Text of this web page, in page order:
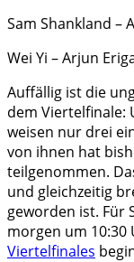
Sam Shankland –
Wei Yi – Arjun
Auffällig ist die
dem Viertelfinale:
weisen nur drei
von ihnen hat
teilgenommen.
und gleichzeitig
geworden ist. Für
morgen um 10:30
Viertelfinales